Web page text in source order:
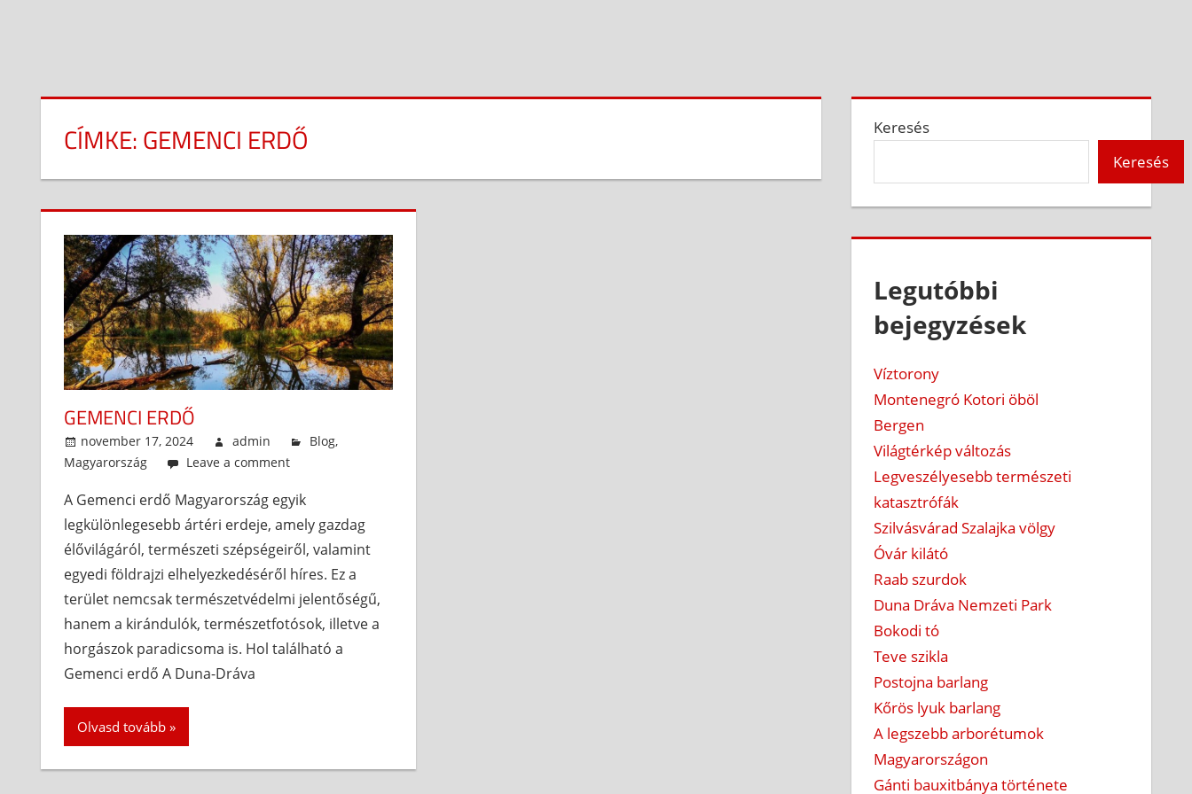
CÍMKE:GEMENCI ERDŐ
GEMENCI ERDŐ
november 17, 2024 admin Blog,
Magyarország
Leave a comment
A Gemenci erdő Magyarország egyik
legkülönlegesebb ártéri erdeje, amely gazdag
élővilágáról, természeti szépségeiről, valamint
egyedi földrajzi elhelyezkedéséről híres. Ez a
terület nemcsak természetvédelmi jelentőségű,
hanem a kirándulók, természetfotósok, illetve a
horgászok paradicsoma is. Hol található a
Gemenci erdő A Duna-Dráva
Olvasd tovább
Keresés
Keresés
Legutóbbi
bejegyzések
Víztorony
Montenegró Kotori öböl
Bergen
Világtérkép változás
Legveszélyesebb természeti
katasztrófák
Szilvásvárad Szalajka völgy
Óvár kilátó
Raab szurdok
Duna Dráva Nemzeti Park
Bokodi tó
Teve szikla
Postojna barlang
Kőrös lyuk barlang
A legszebb arborétumok
Magyarországon
Gánti bauxitbánya története